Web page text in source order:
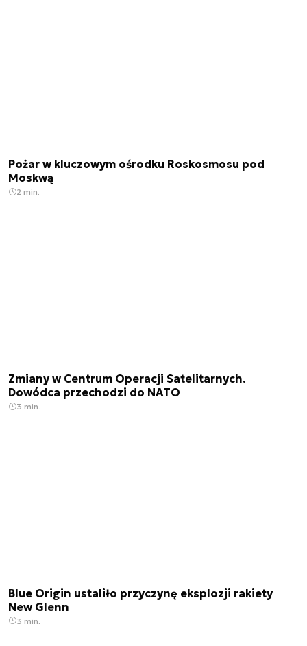
Pożar w kluczowym ośrodku Roskosmosu pod
Moskwą
2 min.
Zmiany w Centrum Operacji Satelitarnych.
Dowódca przechodzi do NATO
3 min.
Blue Origin ustaliło przyczynę eksplozji rakiety
New Glenn
3 min.